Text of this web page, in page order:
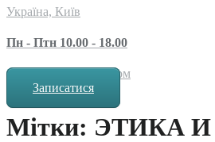
Україна, Київ
Пн - Птн 10.00 - 18.00
за попереднім записом
Записатися
Мітки: ЭТИКА